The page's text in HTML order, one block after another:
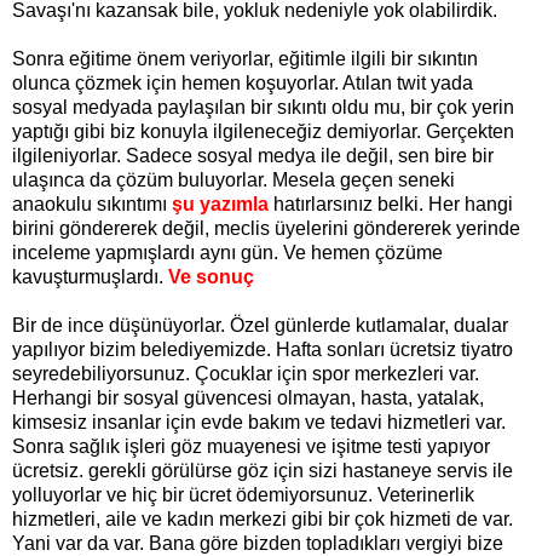
Savaşı'nı kazansak bile, yokluk nedeniyle yok olabilirdik.
Sonra eğitime önem veriyorlar, eğitimle ilgili bir sıkıntın
olunca çözmek için hemen koşuyorlar. Atılan twit yada
sosyal medyada paylaşılan bir sıkıntı oldu mu, bir çok yerin
yaptığı gibi biz konuyla ilgileneceğiz demiyorlar. Gerçekten
ilgileniyorlar. Sadece sosyal medya ile değil, sen bire bir
ulaşınca da çözüm buluyorlar. Mesela geçen seneki
anaokulu sıkıntımı şu yazımla hatırlarsınız belki. Her hangi
birini göndererek değil, meclis üyelerini göndererek yerinde
inceleme yapmışlardı aynı gün. Ve hemen çözüme
kavuşturmuşlardı. Ve sonuç
Bir de ince düşünüyorlar. Özel günlerde kutlamalar, dualar
yapılıyor bizim belediyemizde. Hafta sonları ücretsiz tiyatro
seyredebiliyorsunuz. Çocuklar için spor merkezleri var.
Herhangi bir sosyal güvencesi olmayan, hasta, yatalak,
kimsesiz insanlar için evde bakım ve tedavi hizmetleri var.
Sonra sağlık işleri göz muayenesi ve işitme testi yapıyor
ücretsiz. gerekli görülürse göz için sizi hastaneye servis ile
yolluyorlar ve hiç bir ücret ödemiyorsunuz. Veterinerlik
hizmetleri, aile ve kadın merkezi gibi bir çok hizmeti de var.
Yani var da var. Bana göre bizden topladıkları vergiyi bize